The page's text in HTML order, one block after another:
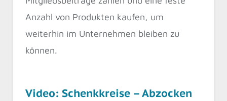
Anzahl von Produkten kaufen, um
weiterhin im Unternehmen bleiben zu
können.
Video: Schenkkreise – Abzocken